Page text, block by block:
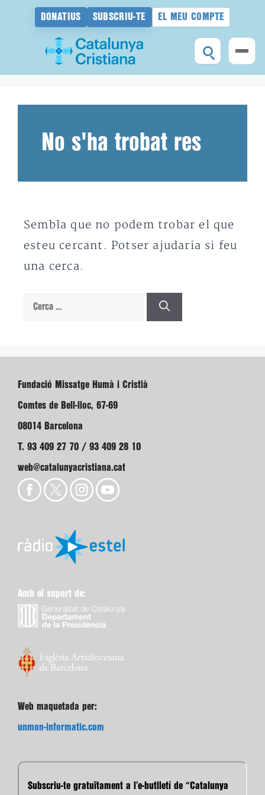
DONATIUS SUBSCRIU-TE EL MEU COMPTE
No s'ha trobat res
Sembla que no podem trobar el que
esteu cercant. Potser ajudaria si feu
una cerca.
Cerca:
Fundació Missatge Humà i Cristià
Comtes de Bell-lloc, 67-69
08014 Barcelona
T. 93 409 27 70 / 93 409 28 10
web@catalunyacristiana.cat
Amb el suport de:
Web maquetada per:
unmon-informatic.com
Subscriu-te gratuïtament a l’e-butlletí de “Catalunya